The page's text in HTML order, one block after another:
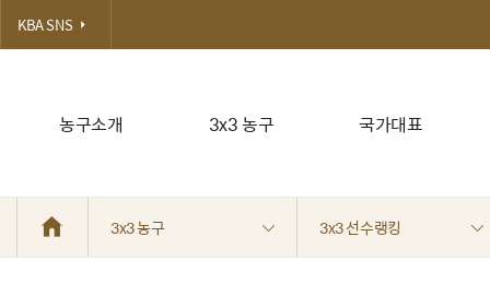
농구소개 3x3 농구 국가대표
KBA SNS
3x3 농구 3x3 선수랭킹